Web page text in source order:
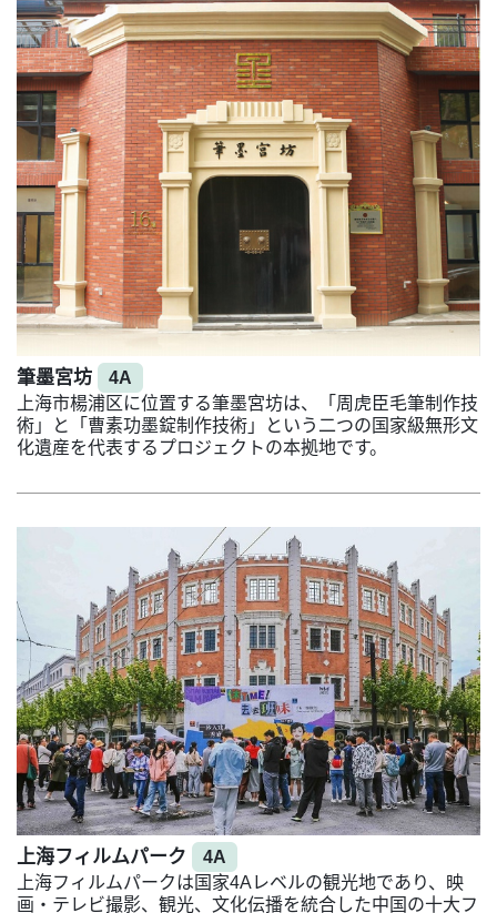
筆墨宮坊
4A
上海市楊浦区に位置する筆墨宮坊は、「周虎臣毛筆制作技
術」と「曹素功墨錠制作技術」という二つの国家級無形文
化遺産を代表するプロジェクトの本拠地です。
上海フィルムパーク
4A
上海フィルムパークは国家4Aレベルの観光地であり、映
画・テレビ撮影、観光、文化伝播を統合した中国の十大フ